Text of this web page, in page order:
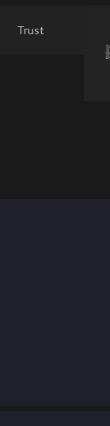
Trust